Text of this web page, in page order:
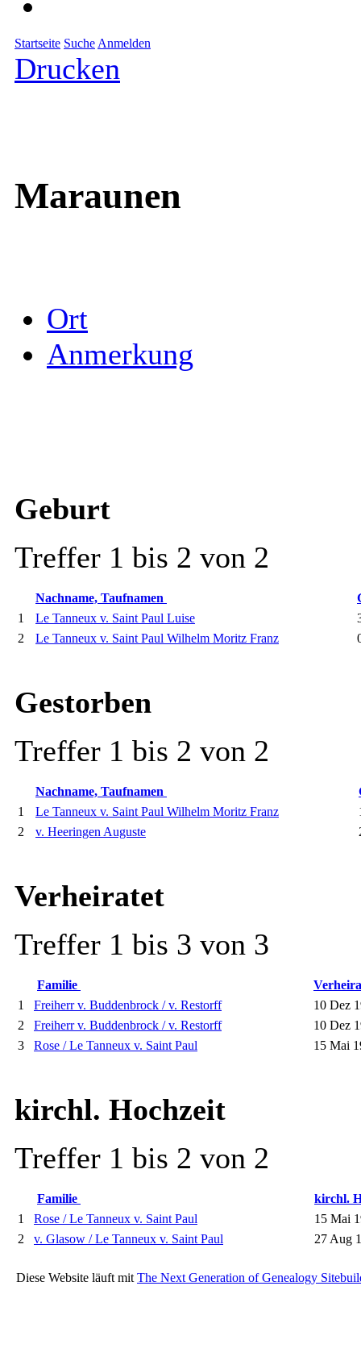
Startseite Suche Anmelden
Drucken
Maraunen
Ort
Anmerkung
Geburt
Treffer 1 bis 2 von 2
Nachname, Taufnamen
1
Le Tanneux v. Saint Paul Luise
2
Le Tanneux v. Saint Paul Wilhelm Moritz Franz
Gestorben
Treffer 1 bis 2 von 2
Nachname, Taufnamen
1
Le Tanneux v. Saint Paul Wilhelm Moritz Franz
2
v. Heeringen Auguste
Verheiratet
Treffer 1 bis 3 von 3
Familie
1
Freiherr v. Buddenbrock / v. Restorff
10 Dez
2
Freiherr v. Buddenbrock / v. Restorff
10 Dez
3
Rose / Le Tanneux v. Saint Paul 15 Mai
kirchl. Hochzeit
Treffer 1 bis 2 von 2
Familie
kirchl.
1
Rose / Le Tanneux v. Saint Paul
15 Mai
2
v. Glasow / Le Tanneux v. Saint Paul 27 Aug
Diese Website läuft mit The Next Generation of Genealogy